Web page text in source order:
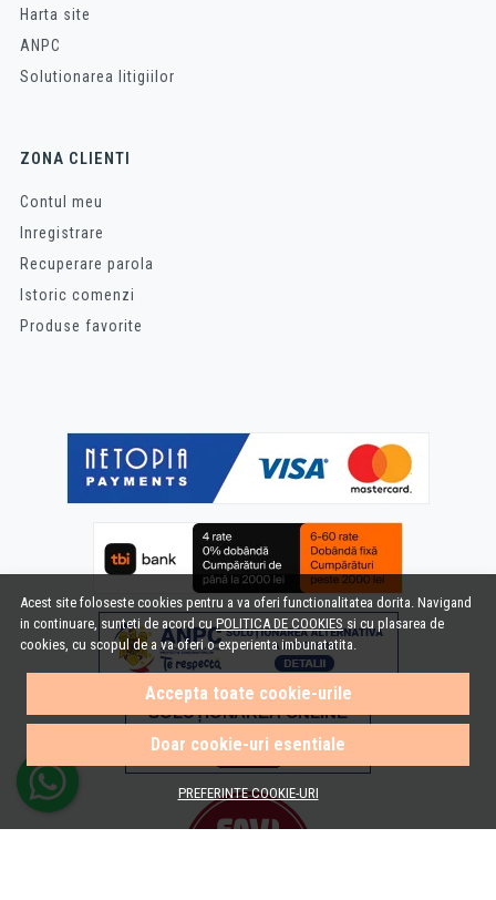
Acest site foloseste cookies pentru a va oferi functionalitatea dorita. Navigand
in continuare, sunteti de acord cuPOLITICA DE COOKIES si cu plasarea de
cookies, cu scopul de a va oferi o experienta imbunatatita.
Accepta toate cookie-urile
Doar cookie-uri esentiale
PREFERINTE COOKIE-URI
Harta site
ANPC
Solutionarea litigiilor
ZONA CLIENTI
Contul meu
Inregistrare
Recuperare parola
Istoric comenzi
Produse favorite